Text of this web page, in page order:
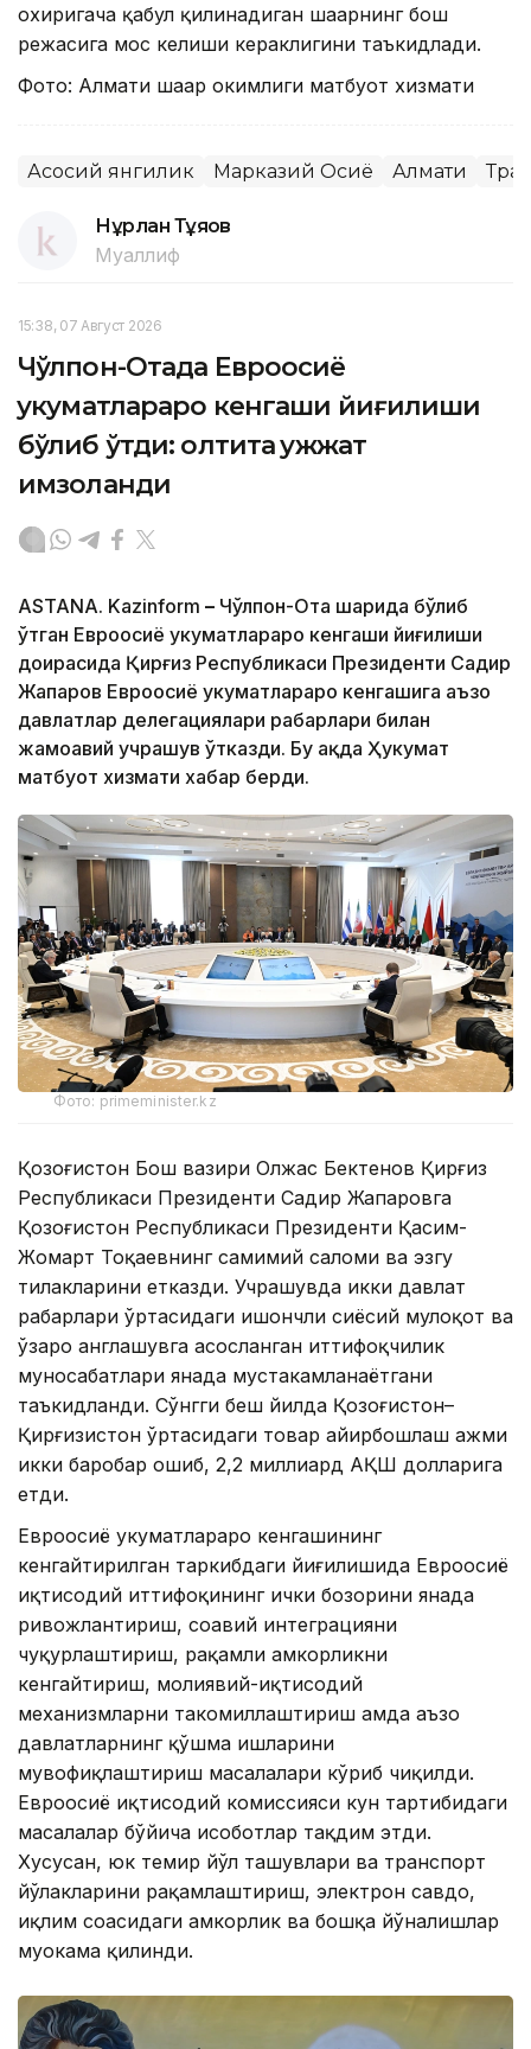
охиригача қабул қилинадиган шаҳарнинг бош
режасига мос келиши кераклигини таъкидлади.
Фото: Алмати шаҳар ҳокимлиги матбуот хизмати
Асосий янгилик Марказий Осиё Алмати
Нұрлан Тұяқов
Муаллиф
15:38, 07 Август 2026
Чўлпон-Отада Евроосиё
ҳукуматлараро кенгаши йиғилиши
бўлиб ўтди: олтита ҳужжат
имзоланди
ASTANA. Kazinform – Чўлпон-Ота шаҳрида бўлиб
ўтган Евроосиё ҳукуматлараро кенгаши йиғилиши
доирасида Қирғиз Республикаси Президенти Садир
Жапаров Евроосиё ҳукуматлараро кенгашига аъзо
давлатлар делегациялари раҳбарлари билан
жамоавий учрашув ўтказди. Бу ҳақда Ҳукумат
матбуот хизмати хабар берди.
Фото: primeminister.kz
Қозоғистон Бош вазири Олжас Бектенов Қирғиз
Республикаси Президенти Садир Жапаровга
Қозоғистон Республикаси Президенти Қасим-
Жомарт Тоқаевнинг самимий саломи ва эзгу
тилакларини етказди. Учрашувда икки давлат
раҳбарлари ўртасидаги ишончли сиёсий мулоқот ва
ўзаро англашувга асосланган иттифоқчилик
муносабатлари янада мустаҳкамланаётгани
таъкидланди. Сўнгги беш йилда Қозоғистон–
Қирғизистон ўртасидаги товар айирбошлаш ҳажми
икки баробар ошиб, 2,2 миллиард АҚШ долларига
етди.
Евроосиё ҳукуматлараро кенгашининг
кенгайтирилган таркибдаги йиғилишида Евроосиё
иқтисодий иттифоқининг ички бозорини янада
ривожлантириш, соҳавий интеграцияни
чуқурлаштириш, рақамли ҳамкорликни
кенгайтириш, молиявий-иқтисодий
механизмларни такомиллаштириш ҳамда аъзо
давлатларнинг қўшма ишларини
мувофиқлаштириш масалалари кўриб чиқилди.
Евроосиё иқтисодий комиссияси кун тартибидаги
масалалар бўйича ҳисоботлар тақдим этди.
Хусусан, юк темир йўл ташувлари ва транспорт
йўлакларини рақамлаштириш, электрон савдо,
иқлим соҳасидаги ҳамкорлик ва бошқа йўналишлар
муҳокама қилинди.